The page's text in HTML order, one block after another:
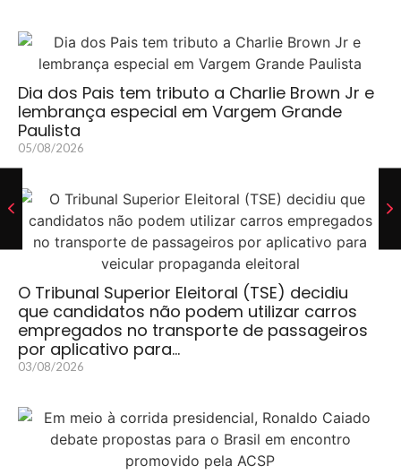
Dia dos Pais tem tributo a Charlie Brown Jr e
lembrança especial em Vargem Grande
Paulista
05/08/2026
O Tribunal Superior Eleitoral (TSE) decidiu
que candidatos não podem utilizar carros
empregados no transporte de passageiros
por aplicativo para…
03/08/2026